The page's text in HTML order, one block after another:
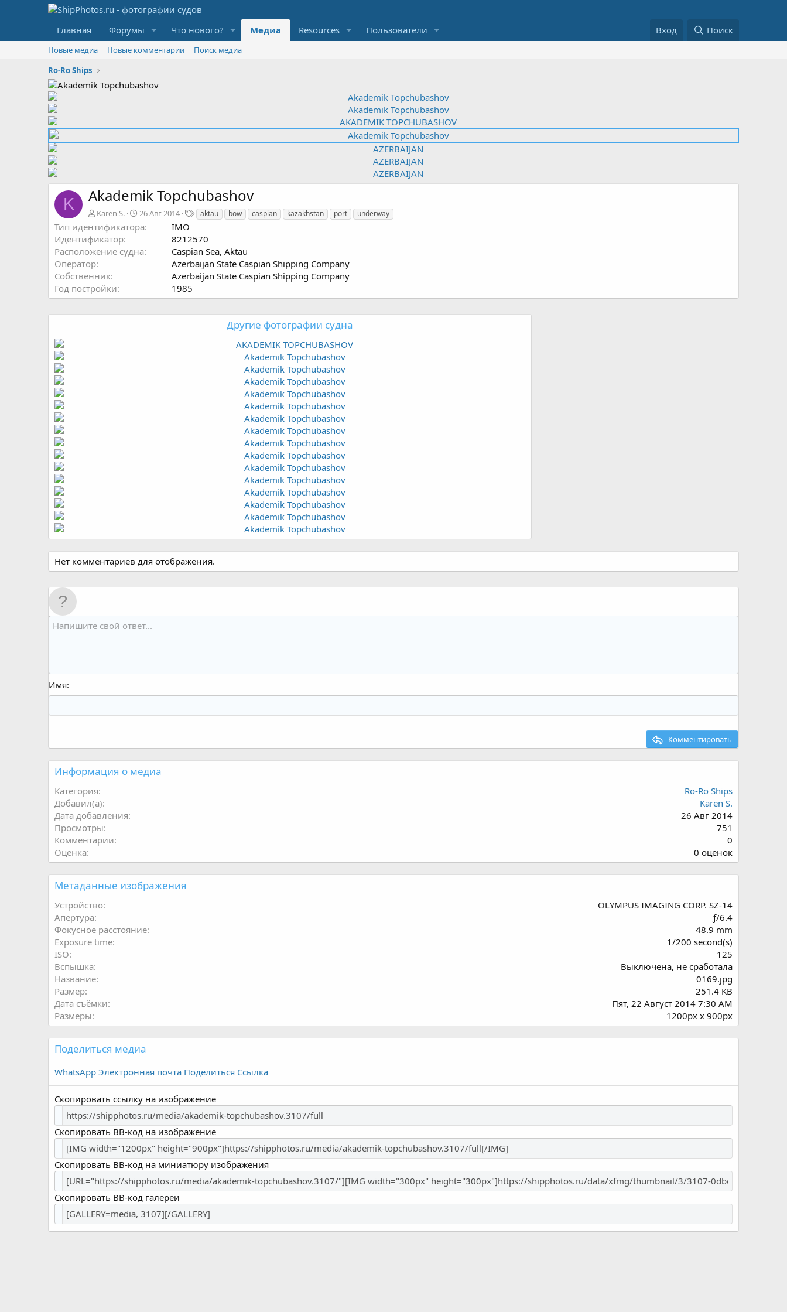
Главная Форумы Что нового? Медиа Resources Пользователи Вход Поиск
Новые медиа Новые комментарии
Поиск медиа
Ro-Ro Ships
K Akademik Topchubashov
Karen S. 26 Авг 2014
Т
и
aktau bow caspian kazakhstan port underway
Тип идентификатора
IMO
Идентификатор
8212570
Расположение судна
Caspian Sea, Aktau
Оператор
Azerbaijan State Caspian Shipping Company
Собственник
Azerbaijan State Caspian Shipping Company
Год постройки
1985
Другие фотографии судна
Нет комментариев для отображения.
Имя
Комментировать
Информация о медиа
Категория
Ro-Ro Ships
Добавил(а)
Karen S.
Дата добавления
26 Авг 2014
Просмотры
751
Комментарии
0
Оценка
0
.
0
з
ё
з
0 оценок
Метаданные изображения
Устройство
OLYMPUS IMAGING CORP. SZ-14
Апертура
ƒ/6.4
Фокусное расстояние
48.9 mm
Exposure time
1/200 second(s)
ISO
125
Вспышка
Выключена, не сработала
Название
0169.jpg
Размер
251.4 KB
Дата съёмки
Пят, 22 Август 2014 7:30 AM
Размеры
1200px x 900px
Поделиться медиа
WhatsApp Электронная почта Поделиться Ссылка
Скопировать ссылку на изображение
Скопировать BB-код на изображение
Скопировать BB-код на миниатюру изображения
Скопировать BB-код галереи